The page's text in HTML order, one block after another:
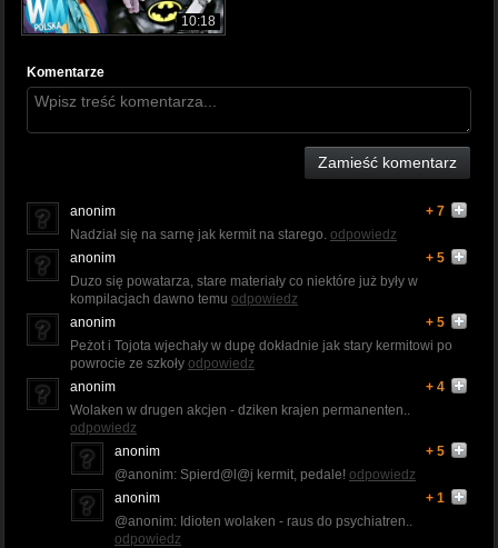
10:18
Komentarze
Zamieść komentarz
anonim
+ 7
Nadział się na sarnę jak kermit na starego. odpowiedz
anonim
+ 5
Duzo się powatarza, stare materiały co niektóre już były w
kompilacjach dawno temu odpowiedz
anonim
+ 5
Peżot i Tojota wjechały w dupę dokładnie jak stary kermitowi po
powrocie ze szkoły odpowiedz
anonim
+ 4
Wolaken w drugen akcjen - dziken krajen permanenten..
odpowiedz
anonim
+ 5
@anonim: Spierd@l@j kermit, pedale! odpowiedz
anonim
+ 1
@anonim: Idioten wolaken - raus do psychiatren..
odpowiedz